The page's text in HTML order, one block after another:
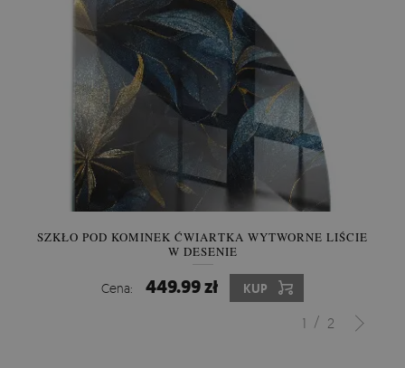
SZKŁO POD KOMINEK ĆWIARTKA WYTWORNE LIŚCIE
W DESENIE
Cena: 449.99 zł KUP
1 / 2